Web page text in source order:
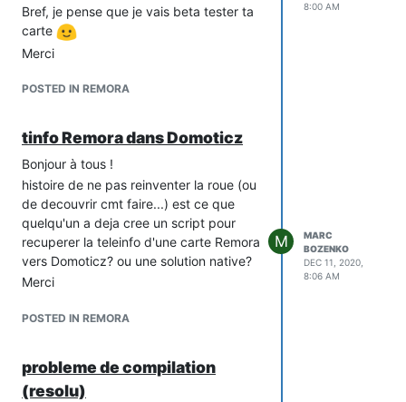
Bref, je pense que je vais beta tester ta
carte
Merci
POSTED IN REMORA
8:00 AM
tinfo Remora dans Domoticz
Bonjour à tous !
histoire de ne pas reinventer la roue (ou
de decouvrir cmt faire...) est ce que
quelqu'un a deja cree un script pour
recuperer la teleinfo d'une carte Remora
vers Domoticz? ou une solution native?
Merci
POSTED IN REMORA
M
MARC
BOZENKO
DEC 11, 2020,
8:06 AM
probleme de compilation
(resolu)